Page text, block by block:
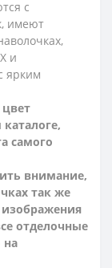
с
имеют
и
ярким
самого
внимание,
так же
отделочные
на